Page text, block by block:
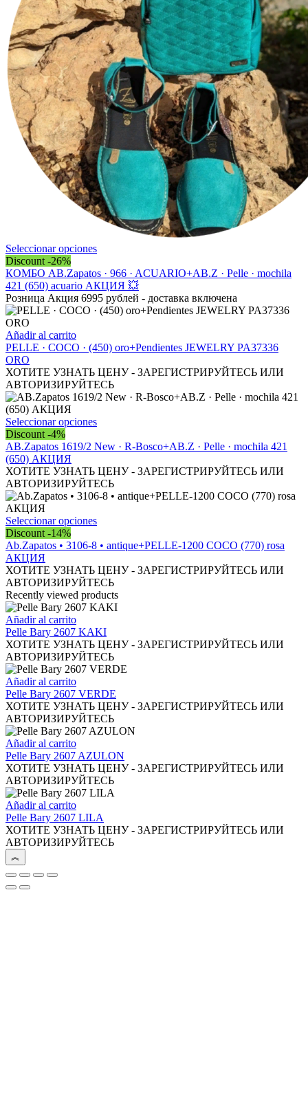
Seleccionar opcionesEste
tiene
múltiples
variantes.
Las
pueden
en
la
página
producto
Discount -26%
КОМБО AB.Zapatos · 966 · ACUARIO+AB.Z · Pelle · mochila
421 (650) acuario АКЦИЯ 💥
Розница Акция 6995 рублей - доставка включена
Añadir al carrito
PELLE · COCO · (450) oro+Pendientes JEWELRY PA37336
ORO
ХОТИТЕ УЗНАТЬ ЦЕНУ - ЗАРЕГИСТРИРУЙТЕСЬ ИЛИ
АВТОРИЗИРУЙТЕСЬ
Seleccionar opcionesEste
tiene
variantes.
Las
opciones
pueden
en
página
de
producto
Discount -4%
AB.Zapatos 1619/2 New · R-Bosco+AB.Z · Pelle · mochila 421
(650) АКЦИЯ
ХОТИТЕ УЗНАТЬ ЦЕНУ - ЗАРЕГИСТРИРУЙТЕСЬ ИЛИ
АВТОРИЗИРУЙТЕСЬ
Seleccionar opcionesEste
tiene
variantes.
Las
opciones
se
elegir
en
la
página
producto
Discount -14%
Ab.Zapatos • 3106-8 • antique+PELLE-1200 СОСО (770) rosa
АКЦИЯ
ХОТИТЕ УЗНАТЬ ЦЕНУ - ЗАРЕГИСТРИРУЙТЕСЬ ИЛИ
АВТОРИЗИРУЙТЕСЬ
Recently viewed products
Añadir al carrito
Pelle Bary 2607 KAKI
ХОТИТЕ УЗНАТЬ ЦЕНУ - ЗАРЕГИСТРИРУЙТЕСЬ ИЛИ
АВТОРИЗИРУЙТЕСЬ
Añadir al carrito
Pelle Bary 2607 VERDE
ХОТИТЕ УЗНАТЬ ЦЕНУ - ЗАРЕГИСТРИРУЙТЕСЬ ИЛИ
АВТОРИЗИРУЙТЕСЬ
Añadir al carrito
Pelle Bary 2607 AZULON
ХОТИТЕ УЗНАТЬ ЦЕНУ - ЗАРЕГИСТРИРУЙТЕСЬ ИЛИ
АВТОРИЗИРУЙТЕСЬ
Añadir al carrito
Pelle Bary 2607 LILA
ХОТИТЕ УЗНАТЬ ЦЕНУ - ЗАРЕГИСТРИРУЙТЕСЬ ИЛИ
АВТОРИЗИРУЙТЕСЬ